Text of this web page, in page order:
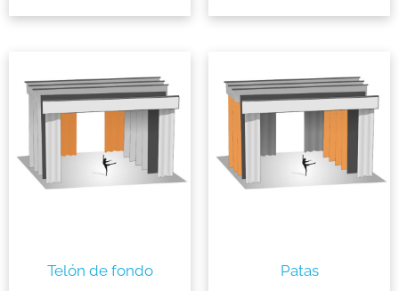
Telón de fondo Patas